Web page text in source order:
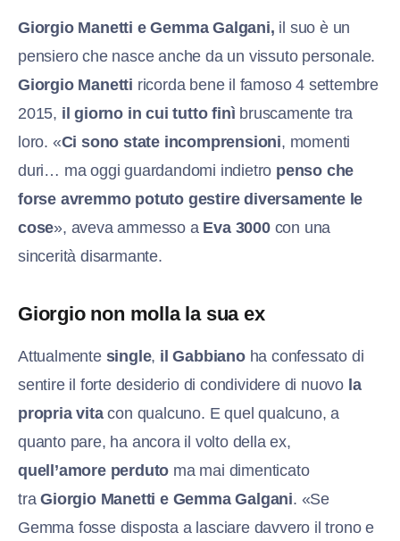
Giorgio Manetti e Gemma Galgani, il suo è un
pensiero che nasce anche da un vissuto personale.
Giorgio Manetti ricorda bene il famoso 4 settembre
2015, il giorno in cui tutto finì bruscamente tra
loro. «Ci sono state incomprensioni, momenti
duri… ma oggi guardandomi indietro penso che
forse avremmo potuto gestire diversamente le
cose», aveva ammesso a Eva 3000con una
sincerità disarmante.
Giorgio non molla la sua ex
Attualmente single, il Gabbianoha confessato di
sentire il forte desiderio di condividere di nuovo la
propria vitacon qualcuno. E quel qualcuno, a
quanto pare, ha ancora il volto della ex,
quell’amore perduto ma mai dimenticato
traGiorgio Manetti e Gemma Galgani. «Se
Gemma fosse disposta a lasciare davvero il trono e